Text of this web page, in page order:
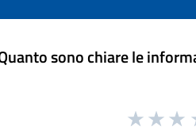
sono chiare le